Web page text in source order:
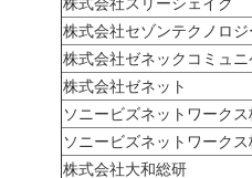
株式会社セゾンテクノロジ
株式会社ゼネックコミュ
株式会社ゼネット
ソニービズネットワーク
ソニービズネットワーク
株式会社大和総研